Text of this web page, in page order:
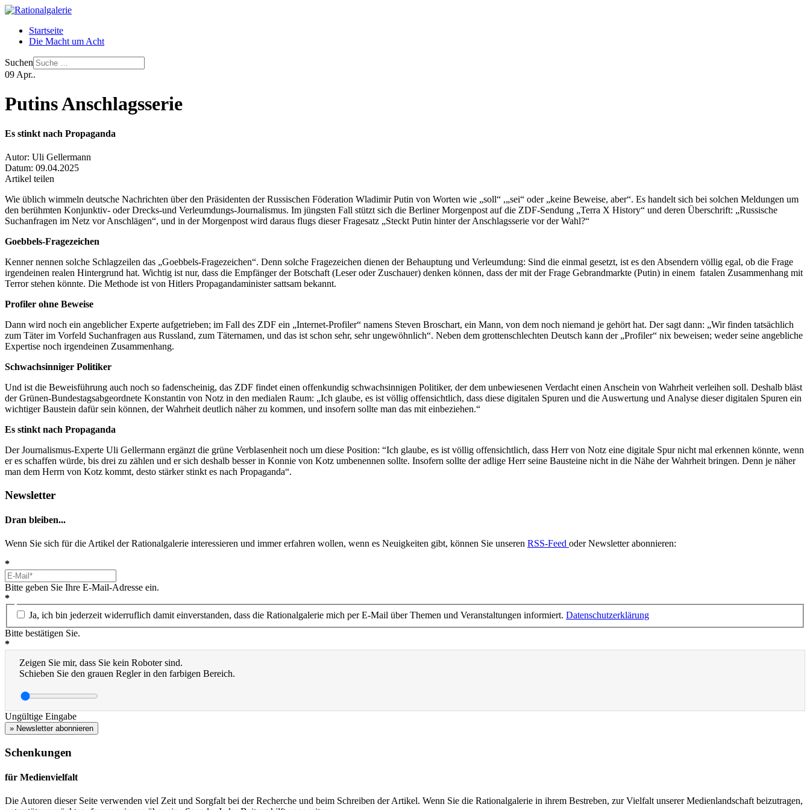
Startseite
Die Macht um Acht
Suchen
09 Apr..
Putins Anschlagsserie
Es stinkt nach Propaganda
Autor: Uli Gellermann
Datum: 09.04.2025
Artikel teilen
Wie üblich wimmeln deutsche Nachrichten über den Präsidenten der Russischen Föderation Wladimir Putin von Worten wie „soll“ ,„sei“ oder „keine Beweise, aber“. Es handelt sich bei solchen Meldungen um
den berühmten Konjunktiv- oder Drecks-und Verleumdungs-Journalismus. Im jüngsten Fall stützt sich die Berliner Morgenpost auf die ZDF-Sendung „Terra X History“ und deren Überschrift: „Russische
Suchanfragen im Netz vor Anschlägen“, und in der Morgenpost wird daraus flugs dieser Fragesatz „Steckt Putin hinter der Anschlagsserie vor der Wahl?“
Goebbels-Fragezeichen
Kenner nennen solche Schlagzeilen das „Goebbels-Fragezeichen“. Denn solche Fragezeichen dienen der Behauptung und Verleumdung: Sind die einmal gesetzt, ist es den Absendern völlig egal, ob die Frage
irgendeinen realen Hintergrund hat. Wichtig ist nur, dass die Empfänger der Botschaft (Leser oder Zuschauer) denken können, dass der mit der Frage Gebrandmarkte (Putin) in einem fatalen Zusammenhang mit
Terror stehen könnte. Die Methode ist von Hitlers Propagandaminister sattsam bekannt.
Profiler ohne Beweise
Dann wird noch ein angeblicher Experte aufgetrieben; im Fall des ZDF ein „Internet-Profiler“ namens Steven Broschart, ein Mann, von dem noch niemand je gehört hat. Der sagt dann: „Wir finden tatsächlich
zum Täter im Vorfeld Suchanfragen aus Russland, zum Täternamen, und das ist schon sehr, sehr ungewöhnlich“. Neben dem grottenschlechten Deutsch kann der „Profiler“ nix beweisen; weder seine angebliche
Expertise noch irgendeinen Zusammenhang.
Schwachsinniger Politiker
Und ist die Beweisführung auch noch so fadenscheinig, das ZDF findet einen offenkundig schwachsinnigen Politiker, der dem unbewiesenen Verdacht einen Anschein von Wahrheit verleihen soll. Deshalb bläst
der Grünen-Bundestagsabgeordnete Konstantin von Notz in den medialen Raum: „Ich glaube, es ist völlig offensichtlich, dass diese digitalen Spuren und die Auswertung und Analyse dieser digitalen Spuren ein
wichtiger Baustein dafür sein können, der Wahrheit deutlich näher zu kommen, und insofern sollte man das mit einbeziehen.“
Es stinkt nach Propaganda
Der Journalismus-Experte Uli Gellermann ergänzt die grüne Verblasenheit noch um diese Position: “Ich glaube, es ist völlig offensichtlich, dass Herr von Notz eine digitale Spur nicht mal erkennen könnte, wenn
er es schaffen würde, bis drei zu zählen und er sich deshalb besser in Konnie von Kotz umbenennen sollte. Insofern sollte der adlige Herr seine Bausteine nicht in die Nähe der Wahrheit bringen. Denn je näher
man dem Herrn von Kotz kommt, desto stärker stinkt es nach Propaganda“.
Newsletter
Dran bleiben...
Wenn Sie sich für die Artikel der Rationalgalerie interessieren und immer erfahren wollen, wenn es Neuigkeiten gibt, können Sie unseren RSS-Feed oder Newsletter abonnieren:
*
Bitte geben Sie Ihre E-Mail-Adresse ein.
*
Ja, ich bin jederzeit widerruflich damit einverstanden, dass die Rationalgalerie mich per E-Mail über Themen und Veranstaltungen informiert. Datenschutzerklärung
Bitte bestätigen Sie.
*
Zeigen Sie mir, dass Sie kein Roboter sind.
Schieben Sie den grauen Regler in den farbigen Bereich.
Ungültige Eingabe
» Newsletter abonnieren
Schenkungen
für Medienvielfalt
Die Autoren dieser Seite verwenden viel Zeit und Sorgfalt bei der Recherche und beim Schreiben der Artikel. Wenn Sie die Rationalgalerie in ihrem Bestreben, zur Vielfalt unserer Medienlandschaft beizutragen,